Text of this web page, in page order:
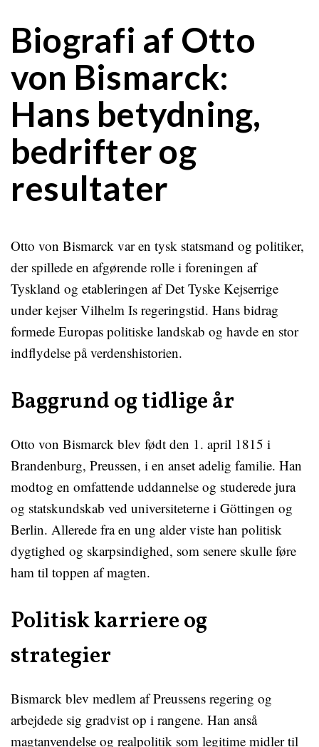
Biografi af Otto
von Bismarck:
Hans betydning,
bedrifter og
resultater
Otto von Bismarck var en tysk statsmand og politiker,
der spillede en afgørende rolle i foreningen af
Tyskland og etableringen af ​​Det Tyske Kejserrige
under kejser Vilhelm Is regeringstid. Hans bidrag
formede Europas politiske landskab og havde en stor
indflydelse på verdenshistorien.
Baggrund og tidlige år
Otto von Bismarck blev født den 1. april 1815 i
Brandenburg, Preussen, i en anset adelig familie. Han
modtog en omfattende uddannelse og studerede jura
og statskundskab ved universiteterne i Göttingen og
Berlin. Allerede fra en ung alder viste han politisk
dygtighed og skarpsindighed, som senere skulle føre
ham til toppen af magten.
Politisk karriere og
strategier
Bismarck blev medlem af Preussens regering og
arbejdede sig gradvist op i rangene. Han anså
magtanvendelse og realpolitik som legitime midler til